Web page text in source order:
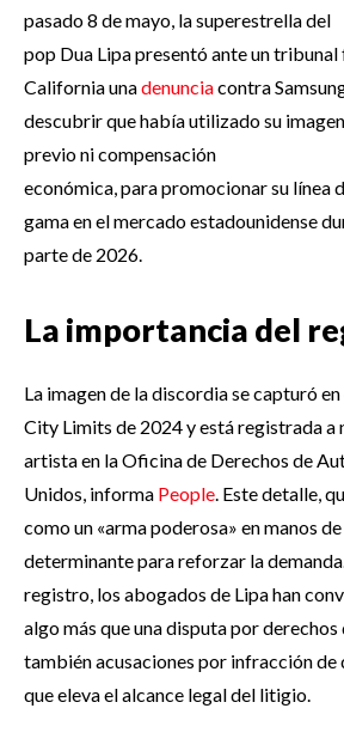
pasado 8 de mayo, la superestrella del
pop Dua Lipa presentó ante un tribunal
California unadenunciacontra
descubrir que había utilizado su
previo ni compensación
económica, para promocionar su línea
gama en el mercado estadounidense
parte de 2026.
La importancia del
La imagen de la discordia se capturó
City Limits de 2024 y está registrada a
artista en la Oficina de Derechos de
Unidos, informa People. Este detalle,
como un «arma poderosa» en manos
determinante para reforzar la
registro, los abogados de Lipa han
algo más que una disputa por
también acusaciones por infracción de
que eleva el alcance legal del litigio.